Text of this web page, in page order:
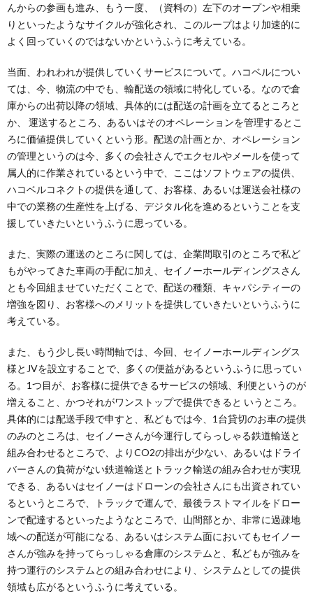
んからの参画も進み、もう一度、（資料の）左下のオープンや相乗
りといったようなサイクルが強化され、このループはより加速的に
よく回っていくのではないかというふうに考えている。
当面、われわれが提供していくサービスについて。ハコベルについ
ては、今、物流の中でも、輸配送の領域に特化している。なので倉
庫からの出荷以降の領域、具体的には配送の計画を立てるところと
か、 運送するところ、あるいはそのオペレーションを管理するとこ
ろに価値提供していくという形。配送の計画とか、オペレーション
の管理というのは今、多くの会社さんでエクセルやメールを使って
属人的に作業されているという中で、ここはソフトウェアの提供、
ハコベルコネクトの提供を通して、お客様、あるいは運送会社様の
中での業務の生産性を上げる、デジタル化を進めるということを支
援していきたいというふうに思っている。
また、実際の運送のところに関しては、企業間取引のところで私ど
もがやってきた車両の手配に加え、セイノーホールディングスさん
とも今回組ませていただくことで、配送の種類、キャパシティーの
増強を図り、お客様へのメリットを提供していきたいというふうに
考えている。
また、もう少し長い時間軸では、今回、セイノーホールディングス
様とJVを設立することで、多くの便益があるというふうに思ってい
る。1つ目が、お客様に提供できるサービスの領域、利便というのが
増えること、かつそれがワンストップで提供できると いうところ。
具体的には配送手段で申すと、私どもでは今、1台貸切のお車の提供
のみのところは、セイノーさんが今運行してらっしゃる鉄道輸送と
組み合わせるところで、よりCO2の排出が少ない、あるいはドライ
バーさんの負荷がない鉄道輸送とトラック輸送の組み合わせが実現
できる、あるいはセイノーはドローンの会社さんにも出資されてい
るというところで、トラックで運んで、最後ラストマイルをドロー
ンで配達するといったようなところで、山間部とか、非常に過疎地
域への配送が可能になる、あるいはシステム面においてもセイノー
さんが強みを持ってらっしゃる倉庫のシステムと、私どもが強みを
持つ運行のシステムとの組み合わせにより、システムとしての提供
領域も広がるというふうに考えている。